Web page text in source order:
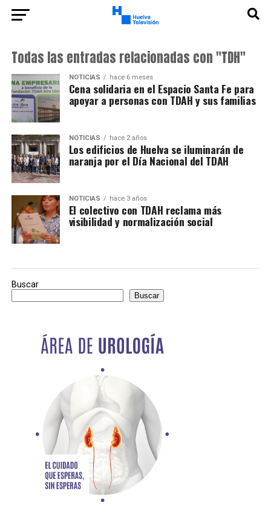
Todas las entradas relacionadas con "TDH"
NOTICIAS hace 6 meses
Cena solidaria en el Espacio Santa Fe para
apoyar a personas con TDAH y sus familias
NOTICIAS hace 2 años
Los edificios de Huelva se iluminarán de
naranja por el Día Nacional del TDAH
NOTICIAS hace 3 años
El colectivo con TDAH reclama más
visibilidad y normalización social
Buscar
Buscar